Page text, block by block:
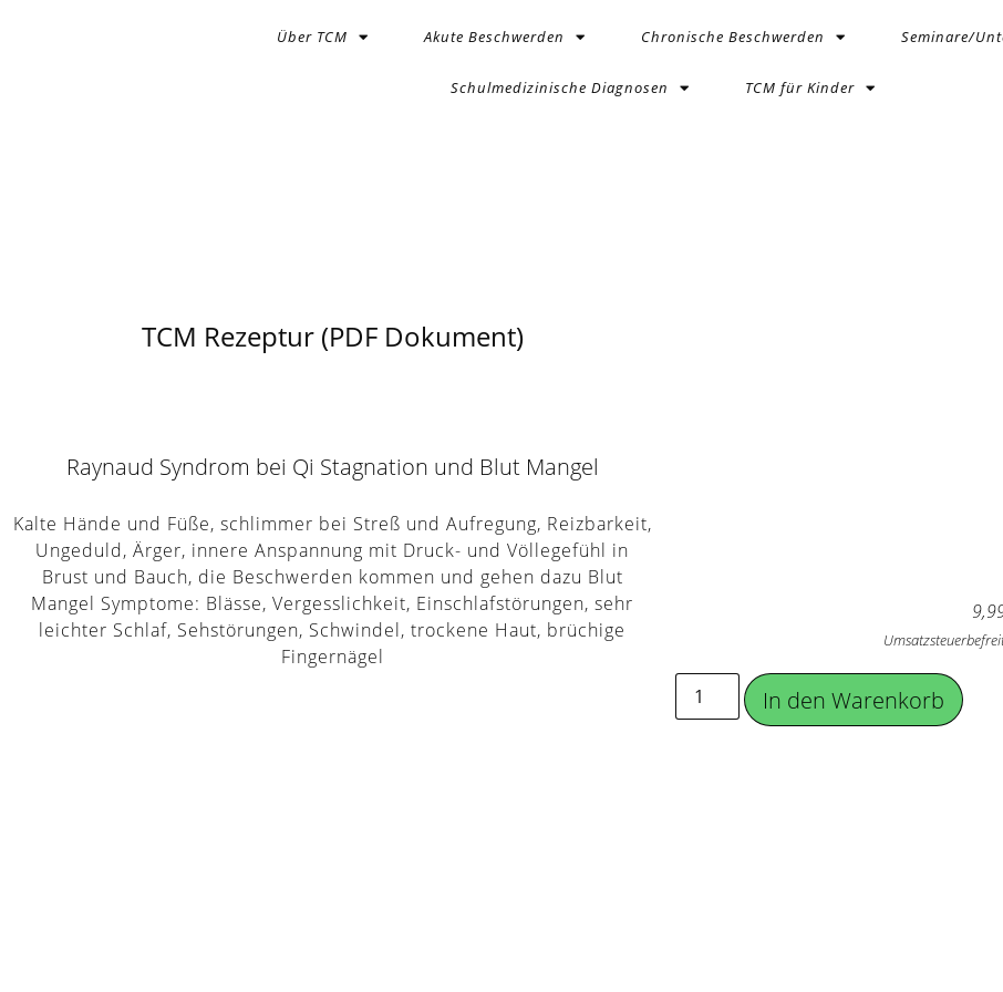
Über TCM Akute Beschwerden Chronische Beschwerden Seminare/
Schulmedizinische Diagnosen TCM für Kinder
TCM Rezeptur (PDF Dokument)
Raynaud Syndrom bei Qi Stagnation und Blut Mangel
Kalte Hände und Füße, schlimmer bei Streß und Aufregung, Reizbarkeit,
Ungeduld, Ärger, innere Anspannung mit Druck- und Völlegefühl in
Brust und Bauch, die Beschwerden kommen und gehen dazu Blut
Mangel Symptome: Blässe, Vergesslichkeit, Einschlafstörungen, sehr
leichter Schlaf, Sehstörungen, Schwindel, trockene Haut, brüchige
Fingernägel
In den Warenkorb